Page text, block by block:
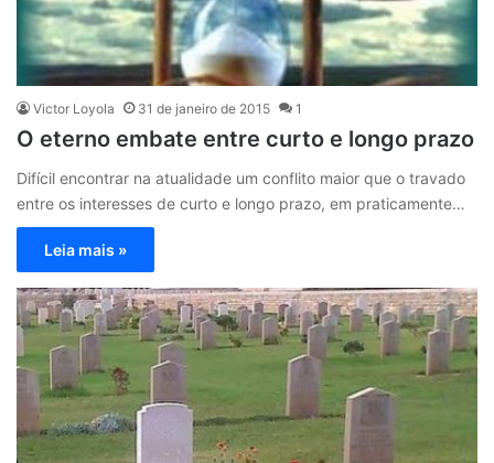
Victor Loyola 31 de janeiro de 2015 1
O eterno embate entre curto e longo prazo
Difícil encontrar na atualidade um conflito maior que o travado
entre os interesses de curto e longo prazo, em praticamente…
Leia mais »